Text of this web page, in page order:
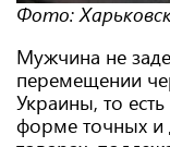
Фото:
Мужчина не
перемещении
Украины, то
форме точных и